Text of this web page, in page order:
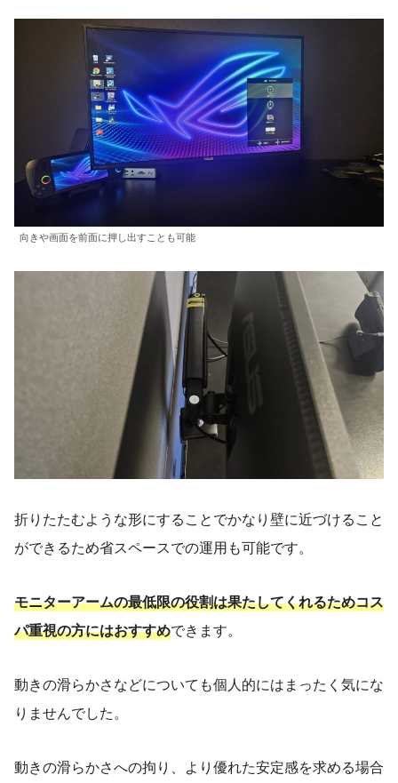
向きや画面を前面に押し出すことも可能
折りたたむような形にすることでかなり壁に近づけること
ができるため省スペースでの運用も可能です。
モニターアームの最低限の役割は果たしてくれるためコス
パ重視の方にはおすすめできます。
動きの滑らかさなどについても個人的にはまったく気にな
りませんでした。
動きの滑らかさへの拘り、より優れた安定感を求める場合